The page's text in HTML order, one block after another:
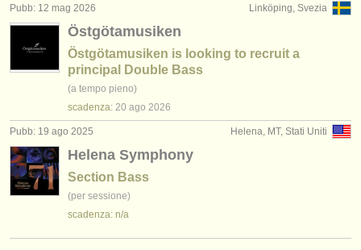
Linköping, Svezia
Pubb: 12 mag 2026
Östgötamusiken
Östgötamusiken is looking to recruit a
principal Double Bass
(a tempo pieno)
scadenza: 20 ago 2026
Helena, MT, Stati Uniti
Pubb: 19 ago 2025
Helena Symphony
Section Bass
(per sessione)
scadenza: n/a